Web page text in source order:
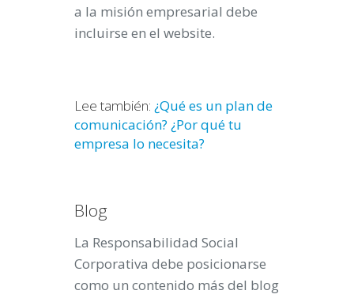
a la misión empresarial debe
incluirse en el website.
Lee también: ¿Qué es un plan de
comunicación? ¿Por qué tu
empresa lo necesita?
Blog
La Responsabilidad Social
Corporativa debe posicionarse
como un contenido más del blog